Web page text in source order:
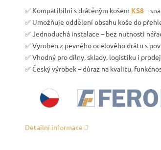
✅ Kompatibilní s drátěným košem KS8–
✅ Umožňuje oddělení obsahu koše do
✅ Jednoduchá instalace – bez nutnosti
✅ Vyroben z pevného ocelového drátu s
✅ Vhodný pro dílny, sklady, logistiku i
✅ Český výrobek – důraz na kvalitu,
Detailní informace